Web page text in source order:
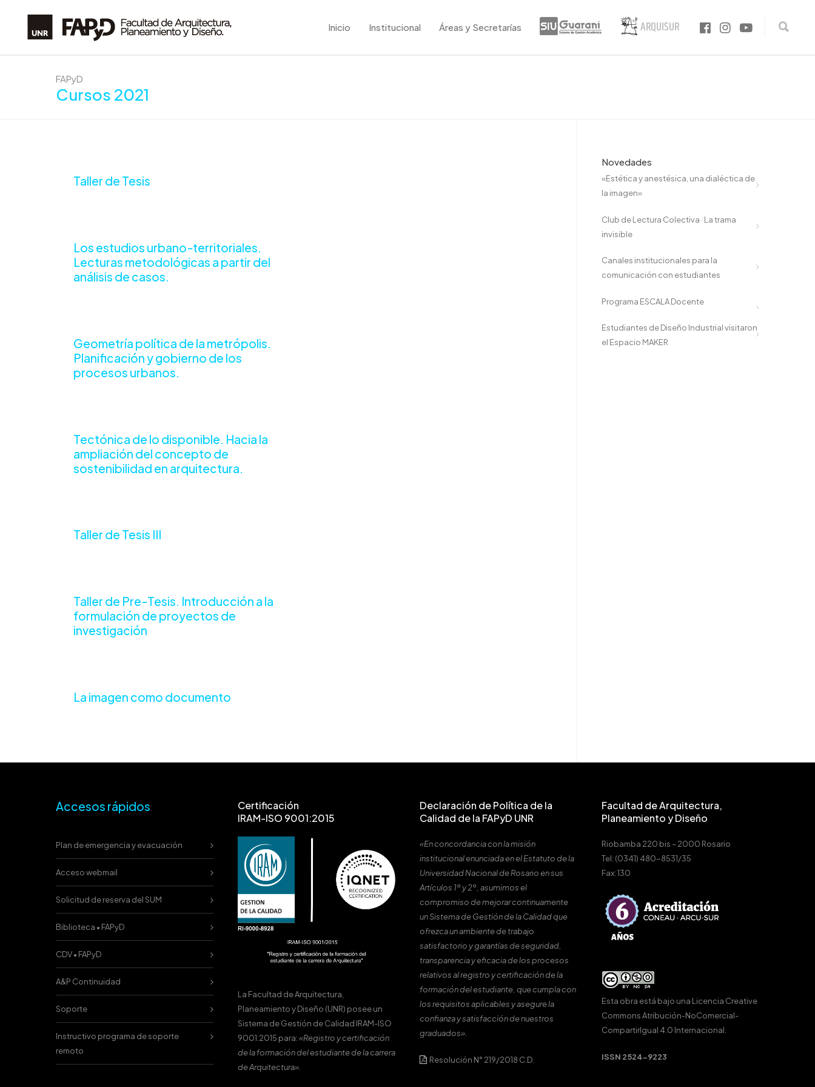
Inicio Institucional Áreas y Secretarías
FAPyD
Cursos 2021
Taller de Tesis
Los estudios urbano-territoriales.
Lecturas metodológicas a partir del
análisis de casos.
Geometría política de la metrópolis.
Planificación y gobierno de los
procesos urbanos.
Tectónica de lo disponible. Hacia la
ampliación del concepto de
sostenibilidad en arquitectura.
Taller de Tesis III
Taller de Pre-Tesis. Introducción a la
formulación de proyectos de
investigación
La imagen como documento
Novedades
«Estética y anestésica, una dialéctica de
la imagen»
Club de Lectura Colectiva · La trama
invisible
Canales institucionales para la
comunicación con estudiantes
Programa ESCALA Docente
Estudiantes de Diseño Industrial visitaron
el Espacio MAKER
Accesos rápidos
Plan de emergencia y evacuación
Acceso webmail
Solicitud de reserva del SUM
Biblioteca • FAPyD
CDV • FAPyD
A&P Continuidad
Soporte
Instructivo programa de soporte
remoto
Certificación
IRAM-ISO 9001:2015
La Facultad de Arquitectura,
Planeamiento y Diseño (UNR) posee un
Sistema de Gestión de Calidad IRAM-ISO
9001:2015 para:«Registro y certificación
de la formación del estudiante de la carrera
de Arquitectura».
Declaración de Política de la
Calidad de la FAPyD UNR
«En concordancia con la misión
institucional enunciada en el Estatuto de la
Universidad Nacional de Rosario en sus
Artículos 1º y 2º, asumimos el
compromiso de mejorar continuamente
un Sistema de Gestión de la Calidad que
ofrezca un ambiente de trabajo
satisfactorio y garantías de seguridad,
transparencia y eficacia de los procesos
relativos al registro y certificación de la
formación del estudiante, que cumpla con
los requisitos aplicables y asegure la
confianza y satisfacción de nuestros
graduados».
Resolución N° 219/2018 C.D.
Facultad de Arquitectura,
Planeamiento y Diseño
Riobamba 220 bis – 2000 Rosario
Tel: (0341) 480-8531/35
Fax: 130
Esta obra está bajo una Licencia Creative
Commons Atribución-NoComercial-
CompartirIgual 4.0 Internacional.
ISSN 2524-9223